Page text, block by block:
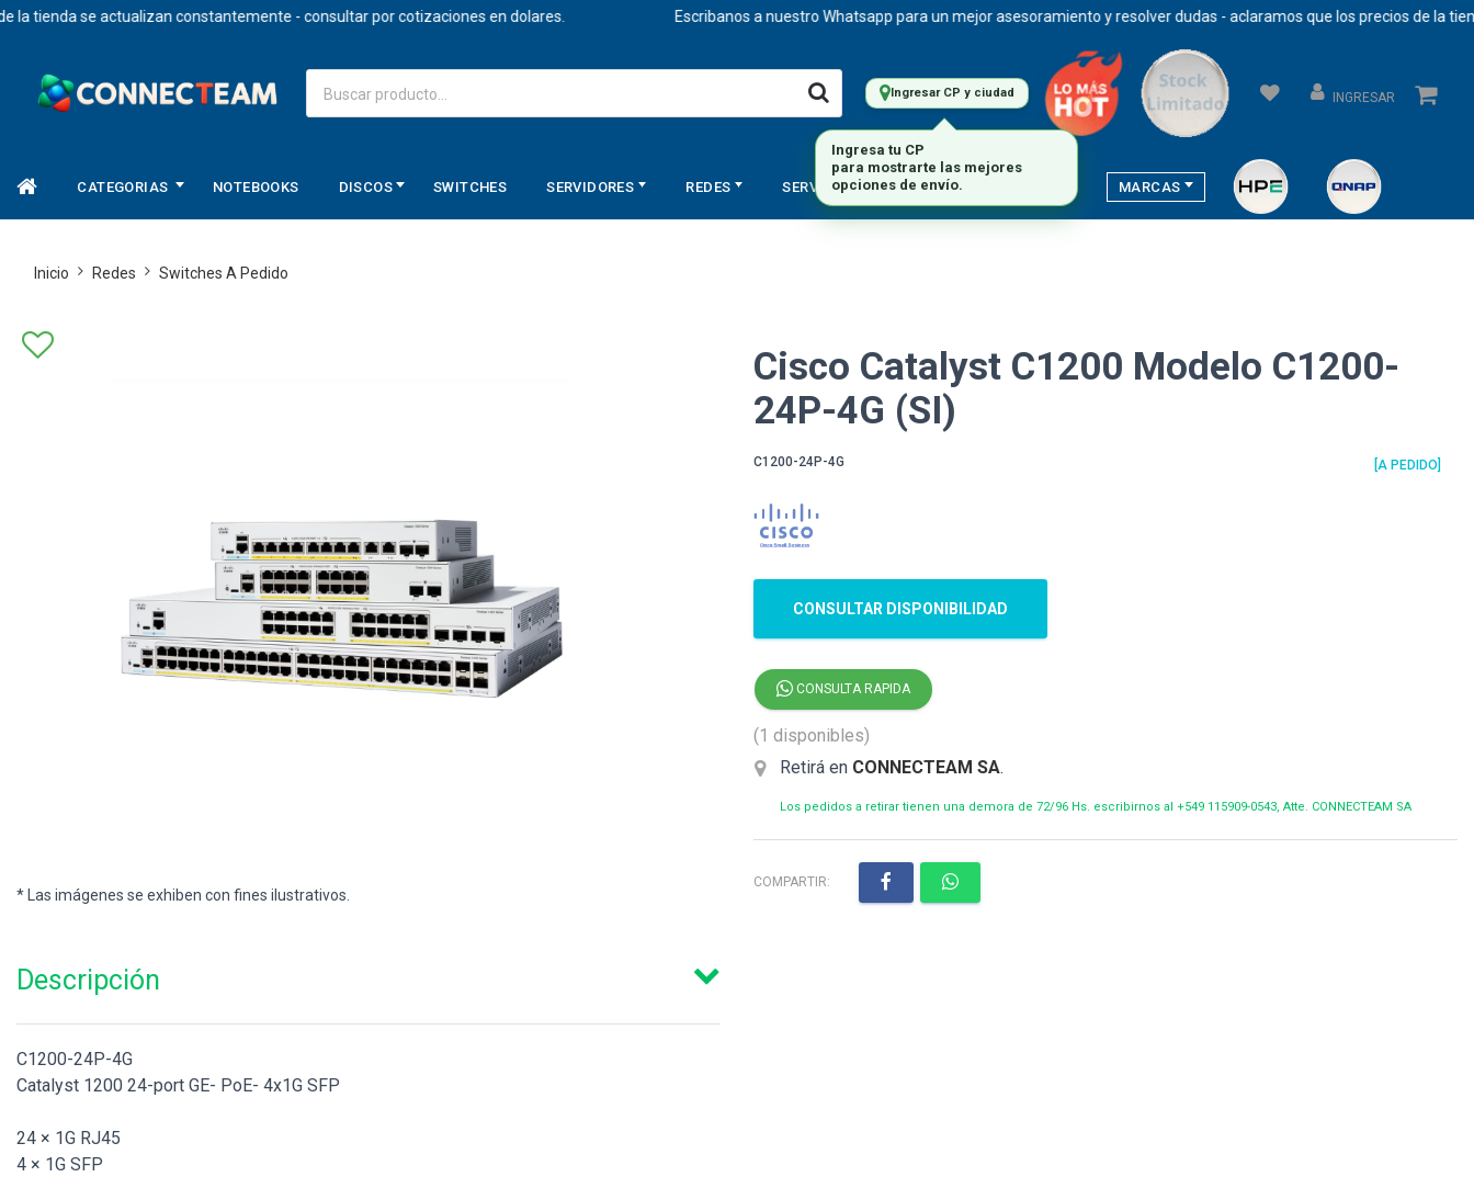
se actualizan constantemente - consultar por cotizaciones en dolares. Escribanos a nuestro Whatsapp para un mejor asesoramiento y resolver dudas - aclaramos que los precios de la
Ingresar CP y ciudad INGRESAR
CATEGORIAS NOTEBOOKS DISCOS SWITCHES SERVIDORES REDES SERVICIOS STORAGE MARCAS
Inicio Redes Switches A Pedido
* Las imágenes se exhiben con fines ilustrativos.
Cisco Catalyst C1200 Modelo C1200-
24P-4G (SI)
C1200-24P-4G [A PEDIDO]
CONSULTAR DISPONIBILIDAD
CONSULTA RAPIDA
(1 disponibles)
Retirá en CONNECTEAM SA.
Los pedidos a retirar tienen una demora de 72/96 Hs. escribirnos al +549 115909-0543, Atte. CONNECTEAM SA
COMPARTIR:
Descripción
C1200-24P-4G
Catalyst 1200 24-port GE- PoE- 4x1G SFP
24 × 1G RJ45
4 × 1G SFP
Ingresa tu CP
para mostrarte las mejores
opciones de envío.